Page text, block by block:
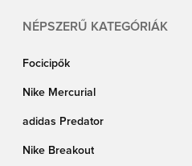
NÉPSZERŰ KATEGÓRIÁK
Focicipők
Nike Mercurial
adidas Predator
Nike Breakout